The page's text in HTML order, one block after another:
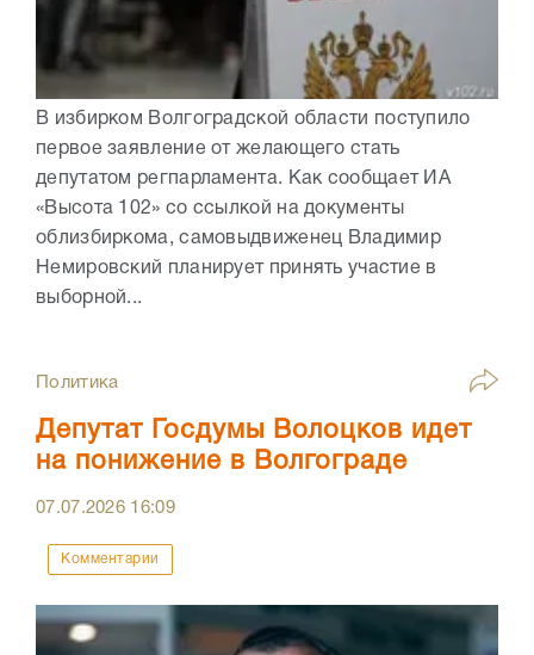
В избирком Волгоградской области поступило
первое заявление от желающего стать
депутатом регпарламента. Как сообщает ИА
«Высота 102» со ссылкой на документы
облизбиркома, самовыдвиженец Владимир
Немировский планирует принять участие в
выборной...
Политика
Депутат Госдумы Волоцков идет
на понижение в Волгограде
07.07.2026 16:09
Комментарии